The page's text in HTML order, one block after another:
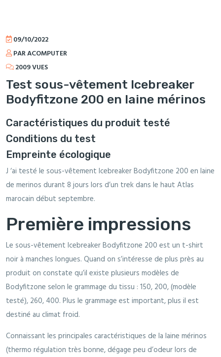
09/10/2022
PAR ACOMPUTER
2009 VUES
Test sous-vêtement Icebreaker
Bodyfitzone 200 en laine mérinos
Caractéristiques du produit testé
Conditions du test
Empreinte écologique
J ‘ai testé le sous-vêtement Icebreaker Bodyfitzone 200 en laine
de merinos durant 8 jours lors d’un trek dans le haut Atlas
marocain début septembre.
Première impressions
Le sous-vêtement Icebreaker Bodyfitzone 200 est un t-shirt
noir à manches longues. Quand on s’intéresse de plus près au
produit on constate qu’il existe plusieurs modèles de
Bodyfitzone selon le grammage du tissu : 150, 200, (modèle
testé), 260, 400. Plus le grammage est important, plus il est
destiné au climat froid.
Connaissant les principales caractéristiques de la laine mérinos
(thermo régulation très bonne, dégage peu d’odeur lors de